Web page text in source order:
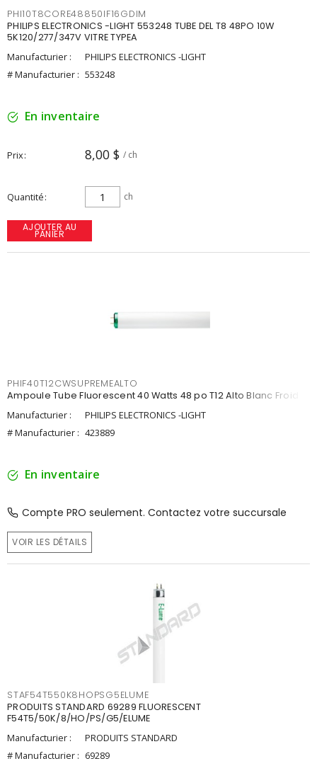
PHI10T8CORE48850IF16GDIM
PHILIPS ELECTRONICS -LIGHT 553248 TUBE DEL T8 48PO 10W
5K120/277/347V VITRE TYPEA
Manufacturier :
PHILIPS ELECTRONICS -LIGHT
# Manufacturier : 553248
En inventaire
Prix 8,00 $ / ch
Quantité ch
AJOUTER AU
PANIER
PHIF40T12CWSUPREMEALTO
Ampoule Tube Fluorescent 40 Watts 48 po T12 Alto Blanc Froid
Manufacturier :
PHILIPS ELECTRONICS -LIGHT
# Manufacturier : 423889
En inventaire
Compte PRO seulement. Contactez votre succursale
VOIR LES DÉTAILS
STAF54T550K8HOPSG5ELUME
PRODUITS STANDARD 69289 FLUORESCENT
F54T5/50K/8/HO/PS/G5/ELUME
Manufacturier :
PRODUITS STANDARD
# Manufacturier : 69289